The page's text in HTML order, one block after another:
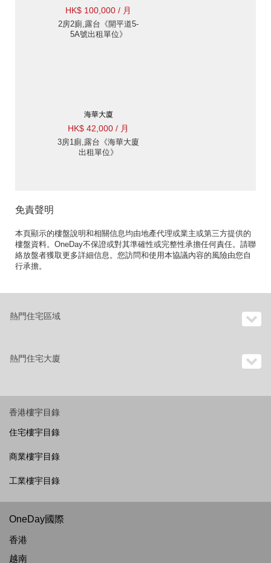
HK$ 100,000 / 月
2房2廁,露台《開平道5-
5A號出租單位》
海華大廈
HK$ 42,000 / 月
3房1廁,露台《海華大廈
出租單位》
免責聲明
本頁顯示的樓盤說明和相關信息均由地產代理或業主或第三方提供的
樓盤資料。OneDay不保證或對其準確性或完整性承擔任何責任。請聯
絡放盤者獲取更多詳細信息。您訪問和使用本協議內容的風險由您自
行承擔。
熱門住宅區域
熱門住宅大廈
香港樓宇目錄
住宅樓宇目錄
商業樓宇目錄
工業樓宇目錄
OneDay國際
香港
越南